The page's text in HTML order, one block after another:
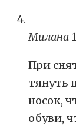
Милана
При
тянуть
носок,
обуви,